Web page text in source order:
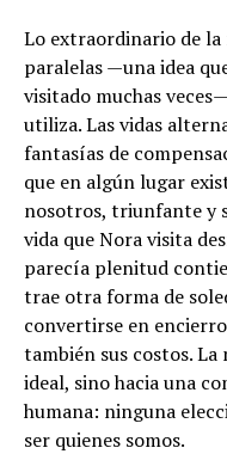
Lo extraordinario de la
paralelas —una idea
visitado muchas
utiliza. Las vidas
fantasías de
que en algún lugar
nosotros, triunfante y
vida que Nora visita
parecía plenitud
trae otra forma de
convertirse en
también sus costos. La
ideal, sino hacia una
humana: ninguna
ser quienes somos.